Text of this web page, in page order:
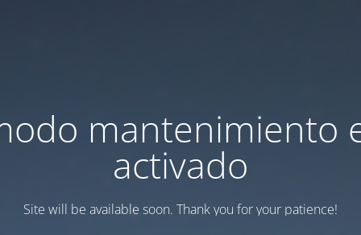
mantenimiento
activado
Site will be available soon. Thank you for your patience!